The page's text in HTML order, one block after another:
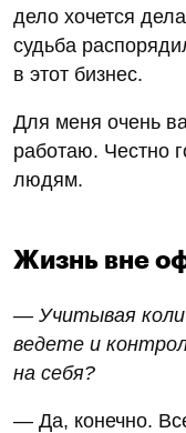
дело хочется
судьба
в этот бизнес.
Для меня очень
работаю. Честно
людям.
Жизнь вне
— Учитывая
ведете и
на себя?
— Да, конечно.